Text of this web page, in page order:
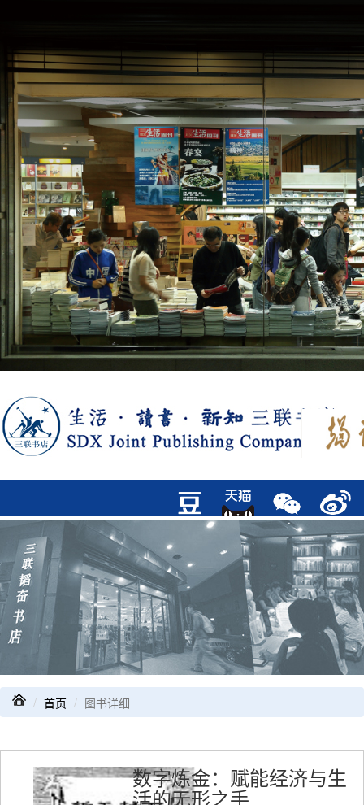
首页 图书详细
数字炼金：赋能经济与生
活的无形之手